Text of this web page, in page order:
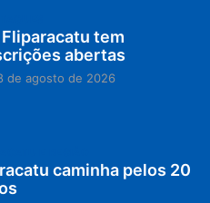
Fliparacatu tem
abertas
de agosto de 2026
caminha pelos 20